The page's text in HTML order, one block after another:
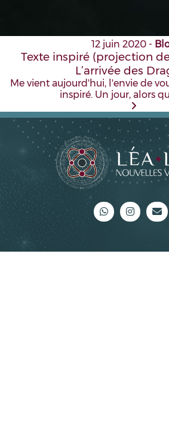
12 juin 2020 -
Texte inspiré (projection
L’arrivée des
Me vient aujourd'hui, l'envie de
inspiré. Un jour, alors